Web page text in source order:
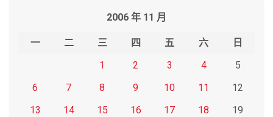
2006 年 11 月
一 二 三 四 五 六
日
1
2 3 4
5
6
7 8 9 10 11
12
13
14 15 16 17 18
19